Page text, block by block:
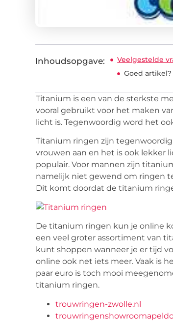
Inhoudsopgave:
Veelgestelde
Goed
Titanium is een van de sterkste
vooral gebruikt voor het maken
licht is. Tegenwoordig word het
Titanium ringen zijn
vrouwen aan en het is ook lekker
populair. Voor mannen zijn
namelijk niet gewend om ringen
Dit komt doordat de titanium
De titanium ringen kun je online
een veel groter assortiment van
kunt shoppen wanneer je er tijd
online ook net iets meer. Vaak is
paar euro is toch mooi
titanium ringen.
trouwringen-zwolle.nl